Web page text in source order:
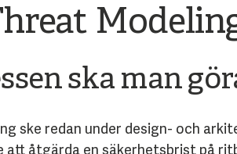
ska man
ske redan under design- och
åtgärda en säkerhetsbrist på